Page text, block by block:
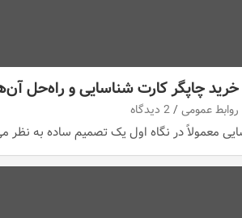
عمومی 2 دیدگاه
معمولاً در نگاه اول یک تصمیم ساده به نظر